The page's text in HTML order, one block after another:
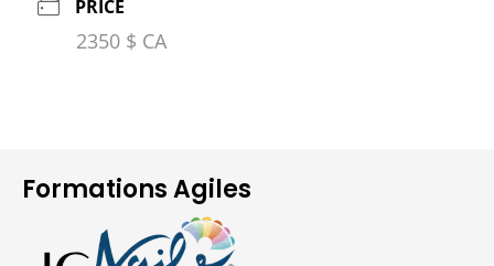
PRICE
2350 $ CA
Formations Agiles